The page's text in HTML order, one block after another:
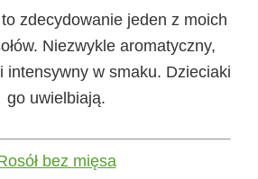
to zdecydowanie jeden z moich
Niezwykle aromatyczny,
intensywny w smaku. Dzieciaki
go uwielbiają.
bez mięsa